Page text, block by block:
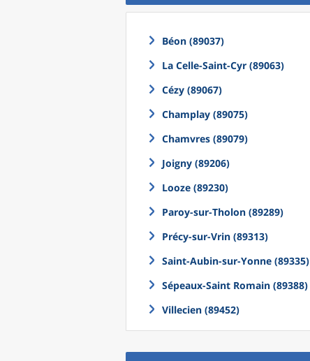
Béon (89037)
La Celle-Saint-Cyr (89063)
Cézy (89067)
Champlay (89075)
Chamvres (89079)
Joigny (89206)
Looze (89230)
Paroy-sur-Tholon (89289)
Précy-sur-Vrin (89313)
Saint-Aubin-sur-Yonne (89335)
Sépeaux-Saint Romain (89388)
Villecien (89452)